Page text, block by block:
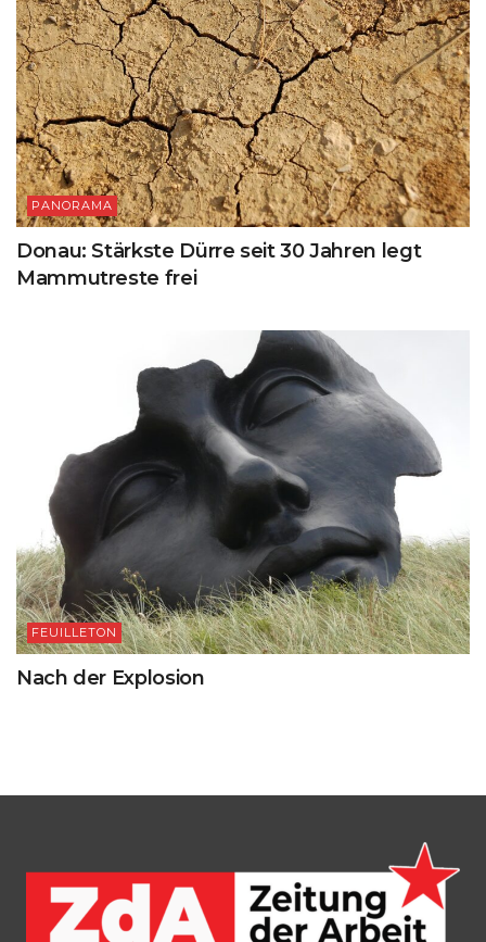
PANORAMA
Donau: Stärkste Dürre seit 30 Jahren legt
Mammutreste frei
FEUILLETON
Nach der Explosion